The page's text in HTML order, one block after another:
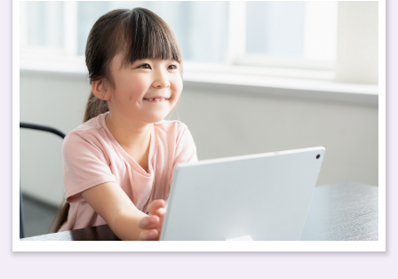
運用「內容與語言整合學習」
（Content and Language
Integrated Learning, CLIL）模
式，將語言學習與學科知識相結
合，結合地方特色課程和國際交流
活動，促進學生語言應用能力與跨
文化素養的提升。自主學習方面，